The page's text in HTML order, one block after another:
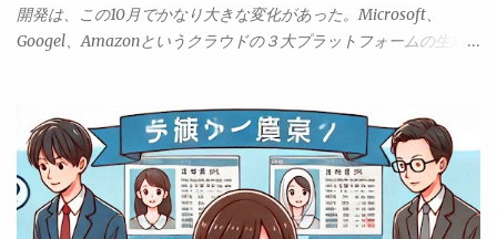
手なブログなんぞよりはるかにアクセス数も読者も多いところは
ごまんとある。あるが……、読んでも「なんで人気があるの？」と
からなんとなく不思議に思っていたのだけど、今朝、とあるブロ
グを眺めているうちに、気がついた。主婦のブログは、基本的に
「共感」を目的とするものなのだ。こんなことがあった、あんな
ことがあった、こう感じる、ねえそうでしょ？ みんなそうじゃ
ない？ そういうものなのだ。そして、同じように共感する主婦
開発は、この10月でかなり大きな変化があった。Microsoft、
Googel、Amazonというクラウドの３大プラットフォームの生成
の専用サービスを開設。（現時点ではまだ招待制が続いてる？み
たいだけど、ほぼ申請すれば普通に許可されるはず） OpenAIは、
現在、もっとも注目されている生成AIの開発元で、これをすぐさ
まAzureに取り入れたMicrosoftは、現時点で他よりかなり先を行
ってる感がある。 Google Vertex AI Googleのクラウド環境